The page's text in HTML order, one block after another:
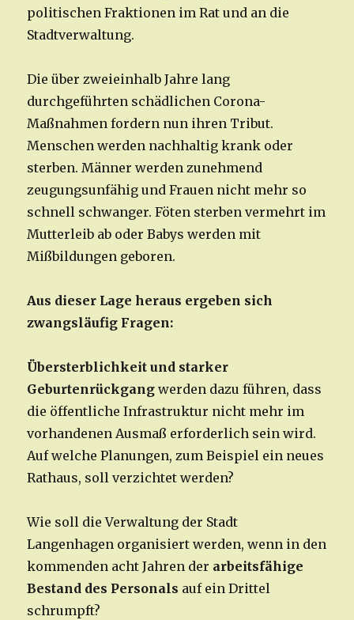
politischen Fraktionen im Rat und an die
Stadtverwaltung.
Die über zweieinhalb Jahre lang
durchgeführten schädlichen Corona-
Maßnahmen fordern nun ihren Tribut.
Menschen werden nachhaltig krank oder
sterben. Männer werden zunehmend
zeugungsunfähig und Frauen nicht mehr so
schnell schwanger. Föten sterben vermehrt im
Mutterleib ab oder Babys werden mit
Mißbildungen geboren.
Aus dieser Lage heraus ergeben sich
zwangsläufig Fragen:
Übersterblichkeit und starker
Geburtenrückgang werden dazu führen, dass
die öffentliche Infrastruktur nicht mehr im
vorhandenen Ausmaß erforderlich sein wird.
Auf welche Planungen, zum Beispiel ein neues
Rathaus, soll verzichtet werden?
Wie soll die Verwaltung der Stadt
Langenhagen organisiert werden, wenn in den
kommenden acht Jahren der arbeitsfähige
Bestand des Personals auf ein Drittel
schrumpft?